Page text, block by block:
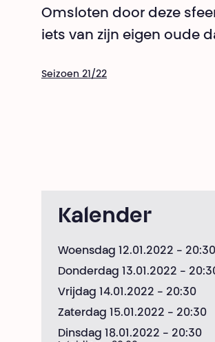
Omsloten door deze
iets van zijn eigen oude
Seizoen 21/22
Kalender
Woensdag 12.01.2022 - 20:30
Donderdag 13.01.2022 -
Vrijdag 14.01.2022 - 20:30
Zaterdag 15.01.2022 - 20:30
Dinsdag 18.01.2022 - 20:30